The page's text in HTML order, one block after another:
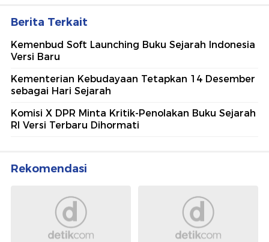
Berita Terkait
Kemenbud Soft Launching Buku Sejarah Indonesia
Versi Baru
Kementerian Kebudayaan Tetapkan 14 Desember
sebagai Hari Sejarah
Komisi X DPR Minta Kritik-Penolakan Buku Sejarah
RI Versi Terbaru Dihormati
Rekomendasi